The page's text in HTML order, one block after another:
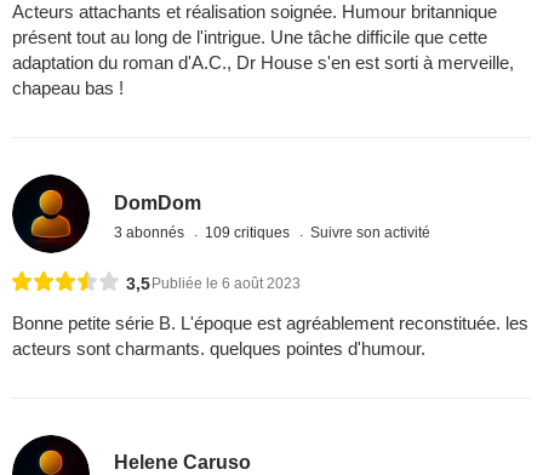
Acteurs attachants et réalisation soignée. Humour britannique
présent tout au long de l'intrigue. Une tâche difficile que cette
adaptation du roman d'A.C., Dr House s'en est sorti à merveille,
chapeau bas !
DomDom
3 abonnés 109 critiques Suivre son activité
3,5Publiée le 6 août 2023
Bonne petite série B. L'époque est agréablement reconstituée. les
acteurs sont charmants. quelques pointes d'humour.
Helene Caruso